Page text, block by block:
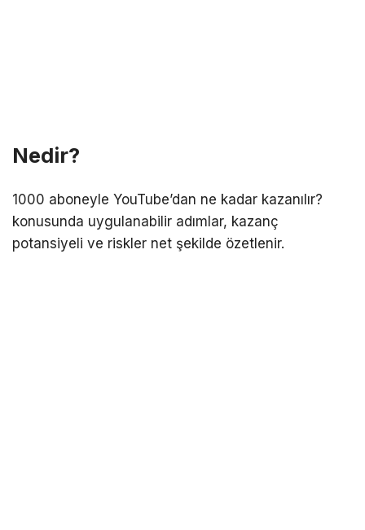
Nedir?
1000 aboneyle YouTube’dan ne kadar kazanılır?
konusunda uygulanabilir adımlar, kazanç
potansiyeli ve riskler net şekilde özetlenir.